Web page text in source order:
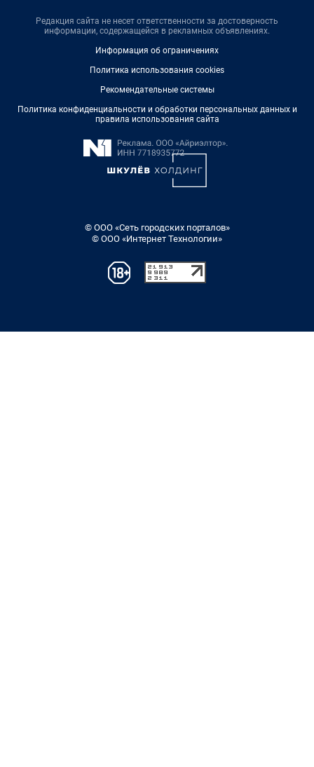
Редакция сайта не несет ответственности за достоверность
информации, содержащейся в рекламных объявлениях.
Информация об ограничениях
Политика использования cookies
Рекомендательные системы
Политика конфиденциальности и обработки персональных данных и
правила использования сайта
© ООО «Сеть городских порталов»
© ООО «Интернет Технологии»